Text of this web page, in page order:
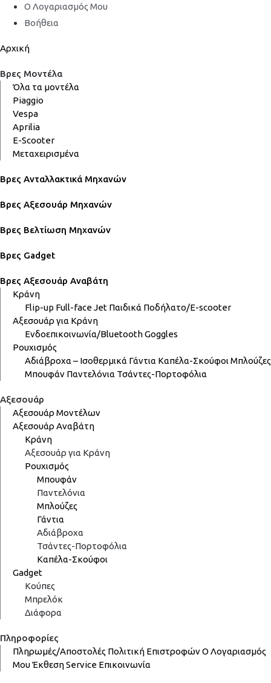
Ο Λογαριασμός Μου
Βοήθεια
Αρχική
Βρες Μοντέλα
Όλα τα μοντέλα
Piaggio
Vespa
Aprilia
E-Scooter
Μεταχειρισμένα
Βρες Ανταλλακτικά Μηχανών
Βρες Αξεσουάρ Μηχανών
Βρες Βελτίωση Μηχανών
Βρες Gadget
Βρες Αξεσουάρ Αναβάτη
Κράνη
Flip-up Full-faceJet Παιδικά Ποδήλατο/E-scooter
Αξεσουάρ για Κράνη
Ενδοεπικοινωνία/BluetoothGoggles
Ρουχισμός
Αδιάβροχα – Ισοθερμικά Γάντια Καπέλα-Σκούφοι Μπλούζες
Μπουφάν Παντελόνια Τσάντες-Πορτοφόλια
Αξεσουάρ
Αξεσουάρ Μοντέλων
Αξεσουάρ Αναβάτη
Κράνη
Αξεσουάρ για Κράνη
Ρουχισμός
Μπουφάν
Παντελόνια
Μπλούζες
Γάντια
Αδιάβροχα
Τσάντες-Πορτοφόλια
Καπέλα-Σκούφοι
Gadget
Κούπες
Μπρελόκ
Διάφορα
Πληροφορίες
Πληρωμές/Αποστολές Πολιτική ΕπιστροφώνΟ Λογαριασμός
ΜουΈκθεσηService Επικοινωνία